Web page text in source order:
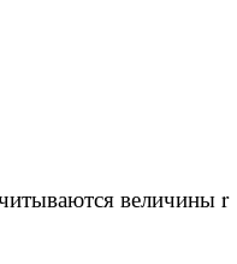
величины r